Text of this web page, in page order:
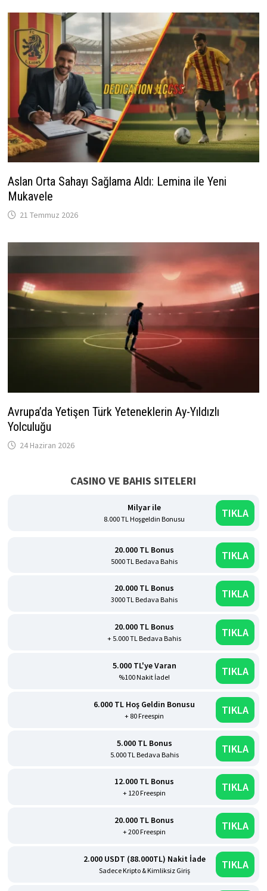
Aslan Orta Sahayı Sağlama Aldı: Lemina ile Yeni
Mukavele
21 Temmuz 2026
Avrupa’da Yetişen Türk Yeteneklerin Ay-Yıldızlı
Yolculuğu
24 Haziran 2026
CASINO VE BAHIS SITELERI
Milyar ile
8.000 TL Hoşgeldin Bonusu TIKLA
20.000 TL Bonus
5000 TL Bedava Bahis TIKLA
20.000 TL Bonus
3000 TL Bedava Bahis TIKLA
20.000 TL Bonus
+ 5.000 TL Bedava Bahis TIKLA
5.000 TL'ye Varan
%100 Nakit İade! TIKLA
6.000 TL Hoş Geldin Bonusu
+ 80 Freespin TIKLA
5.000 TL Bonus
5.000 TL Bedava Bahis TIKLA
12.000 TL Bonus
+ 120 Freespin TIKLA
20.000 TL Bonus
+ 200 Freespin TIKLA
2.000 USDT (88.000TL) Nakit İade
Sadece Kripto & Kimliksiz Giriş TIKLA